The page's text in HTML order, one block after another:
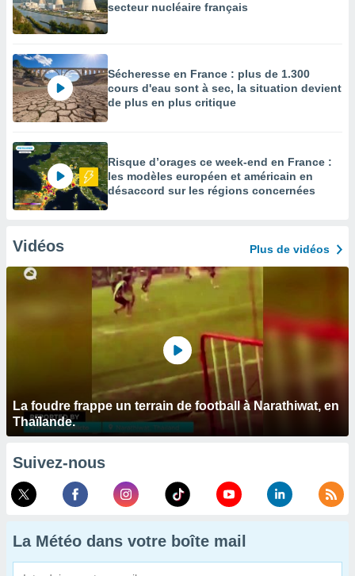
secteur nucléaire français
Sécheresse en France : plus de 1.300
cours d'eau sont à sec, la situation devient
de plus en plus critique
Risque d’orages ce week-end en France :
les modèles européen et américain en
désaccord sur les régions concernées
Vidéos Plus de vidéos
La foudre frappe un terrain de football à Narathiwat, en
Thaïlande.
Suivez-nous
La Météo dans votre boîte mail